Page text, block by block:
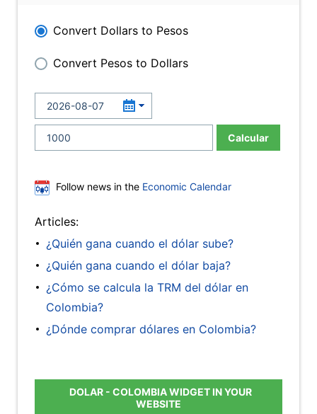
Convert Dollars to Pesos
Convert Pesos to Dollars
Calcular
Follow news in the Economic Calendar
Articles:
¿Quién gana cuando el dólar sube?
¿Quién gana cuando el dólar baja?
¿Cómo se calcula la TRM del dólar en
Colombia?
¿Dónde comprar dólares en Colombia?
DOLAR - COLOMBIA WIDGET IN YOUR
WEBSITE